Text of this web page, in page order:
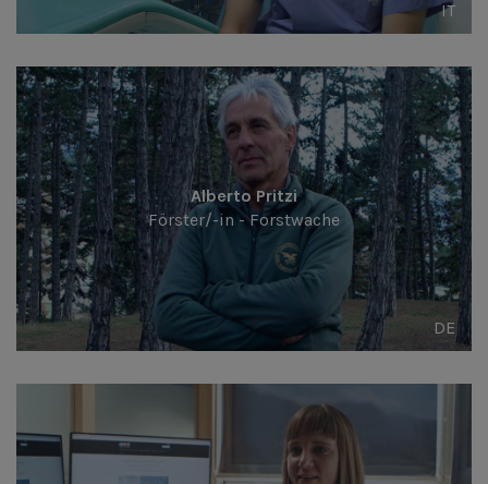
IT
Alberto Pritzi
Förster/-in - Forstwache
DE